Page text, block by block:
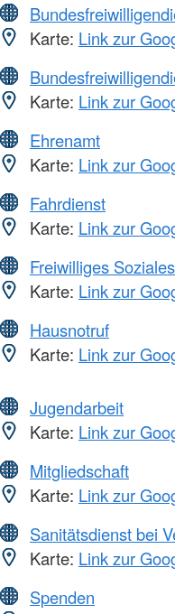
Karte: Link zur
Karte: Link zur
Ehrenamt
Karte: Link zur
Fahrdienst
Karte: Link zur
Freiwilliges
Karte: Link zur
Hausnotruf
Karte: Link zur
Jugendarbeit
Karte: Link zur
Mitgliedschaft
Karte: Link zur
Sanitätsdienst bei
Karte: Link zur
Spenden